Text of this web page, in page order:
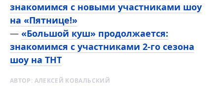
знакомимся с новыми участниками шоу
на «Пятнице!»
— «Большой куш» продолжается:
знакомимся с участниками 2-го сезона
шоу на ТНТ
АВТОР: АЛЕКСЕЙ КОВАЛЬСКИЙ